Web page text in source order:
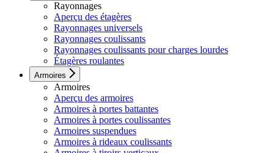
Rayonnages
Aperçu des étagères
Rayonnages universels
Rayonnages coulissants
Rayonnages coulissants pour charges lourdes
Étagères roulantes
Armoires
Armoires
Aperçu des armoires
Armoires à portes battantes
Armoires à portes coulissantes
Armoires suspendues
Armoires à rideaux coulissants